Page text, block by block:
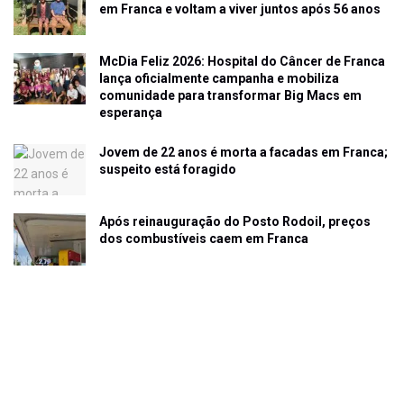
em Franca e voltam a viver juntos após 56 anos
McDia Feliz 2026: Hospital do Câncer de Franca
lança oficialmente campanha e mobiliza
comunidade para transformar Big Macs em
esperança
Jovem de 22 anos é morta a facadas em Franca;
suspeito está foragido
Após reinauguração do Posto Rodoil, preços
dos combustíveis caem em Franca